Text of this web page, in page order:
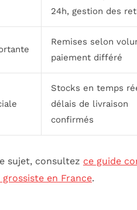
24h, gestion des
Remises selon
paiement différé
Stocks en temps
délais de livraison
confirmés
sujet, consultez ce guide
en France.